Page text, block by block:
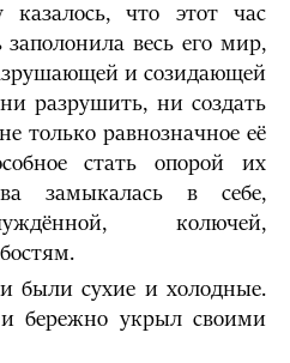
что этот час
весь его мир,
и созидающей
разрушить, ни создать
только равнозначное её
стать опорой их
замыкалась в себе,
колючей,
были сухие и холодные.
бережно укрыл своими